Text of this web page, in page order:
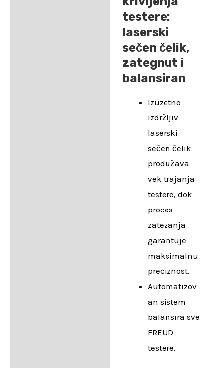
testere:
laserski
sečen čelik,
zategnut i
balansiran
Izuzetno
izdržljiv
laserski
sečen čelik
produžava
vek trajanja
testere, dok
proces
zatezanja
garantuje
maksimalnu
preciznost.
Automatizov
an sistem
balansira sve
FREUD
testere.